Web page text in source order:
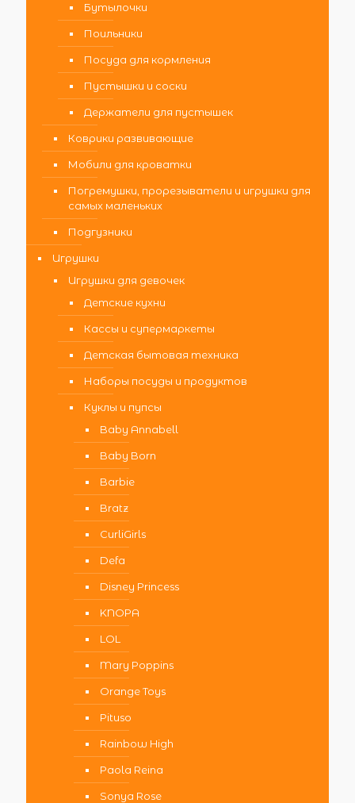
Бутылочки
Поильники
Посуда для кормления
Пустышки и соски
Держатели для пустышек
Коврики развивающие
Мобили для кроватки
Погремушки, прорезыватели и игрушки для
самых маленьких
Подгузники
Игрушки
Игрушки для девочек
Детские кухни
Кассы и супермаркеты
Детская бытовая техника
Наборы посуды и продуктов
Куклы и пупсы
Baby Annabell
Baby Born
Barbie
Bratz
CurliGirls
Defa
Disney Princess
KNOPA
LOL
Mary Poppins
Orange Toys
Pituso
Rainbow High
Paola Reina
Sonya Rose